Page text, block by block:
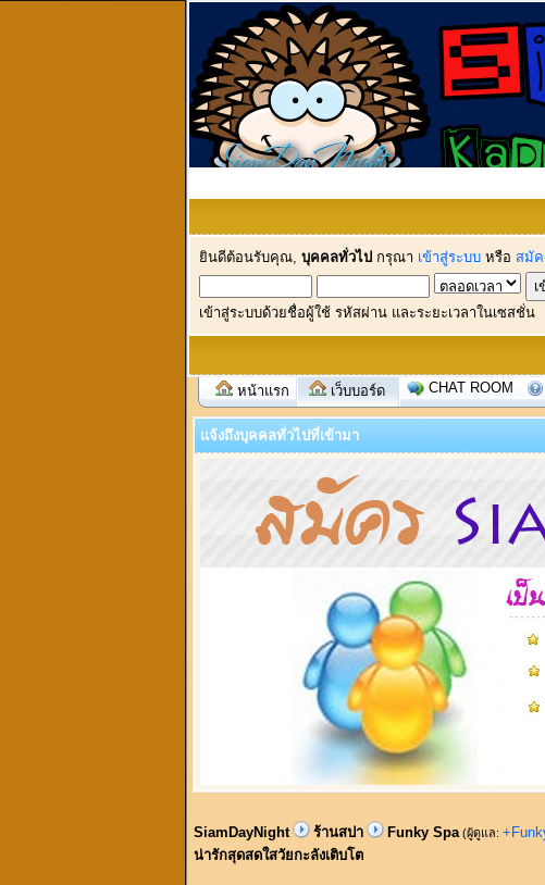
ยินดีต้อนรับคุณ, บุคคลทั่วไป กรุณา เข้าสู่ระบบ หรือ สมัค
เข้าสู่ระบบด้วยชื่อผู้ใช้ รหัสผ่าน และระยะเวลาในเซสชั่น
หน้าแรก เว็บบอร์ด CHAT ROOM
แจ้งถึงบุคคลทั่วไปที่เข้ามา
SiamDayNight ร้านสปา Funky Spa (ผู้ดูแล:
น่ารักสุดสดใสวัยกะลังเติบโต